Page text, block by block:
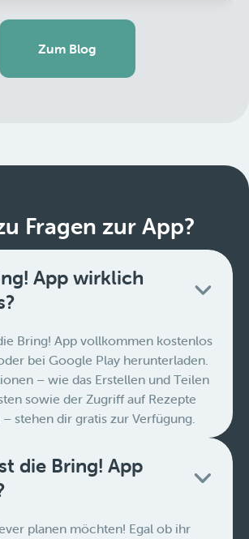
Zum Blog
Fragen zur App?
App wirklich
Bring! App vollkommen kostenlos
bei Google Play herunterladen.
– wie das Erstellen und Teilen
sowie der Zugriff auf Rezepte
stehen dir gratis zur Verfügung.
die Bring! App
planen möchten! Egal ob ihr